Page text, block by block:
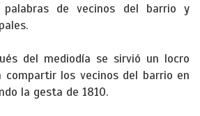
de vecinos del barrio y
del mediodía se sirvió un locro
compartir los vecinos del barrio en
la gesta de 1810.